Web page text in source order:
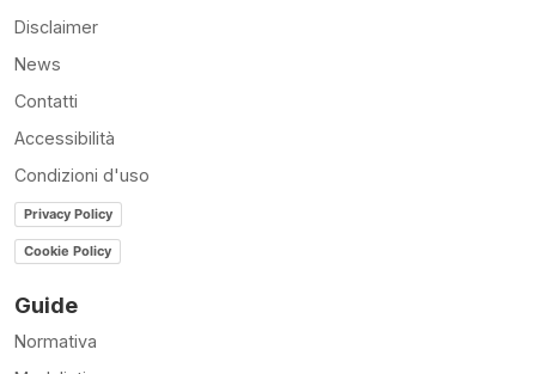
Disclaimer
News
Contatti
Accessibilità
Condizioni d'uso
Privacy Policy
Cookie Policy
Guide
Normativa